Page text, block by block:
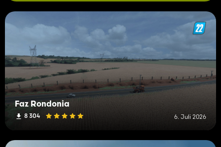
Faz Rondonia
8 304 6. Juli 2026